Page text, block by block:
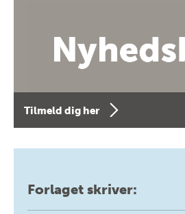
Tilmeld dig her
Forlaget skriver: